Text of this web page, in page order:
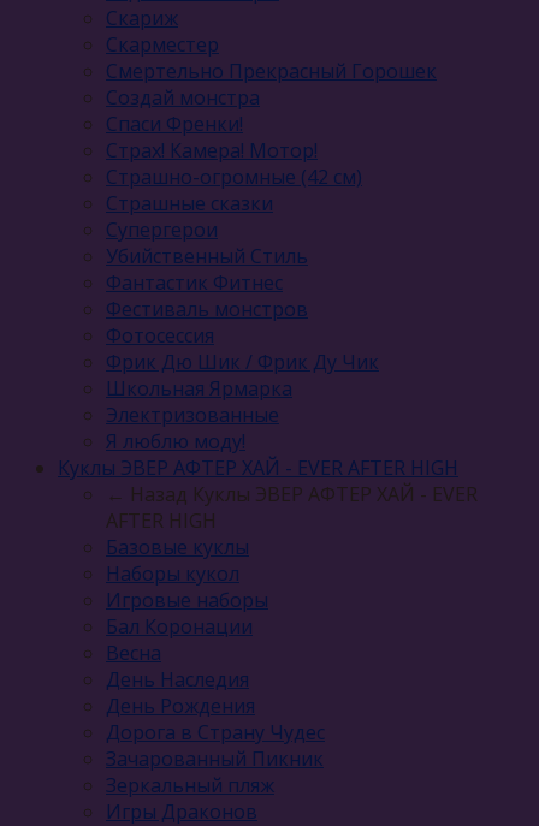
Скариж
Скарместер
Смертельно Прекрасный Горошек
Создай монстра
Спаси Френки!
Страх! Камера! Мотор!
Страшно-огромные (42 см)
Страшные сказки
Супергерои
Убийственный Стиль
Фантастик Фитнес
Фестиваль монстров
Фотосессия
Фрик Дю Шик / Фрик Ду Чик
Школьная Ярмарка
Электризованные
Я люблю моду!
Куклы ЭВЕР АФТЕР ХАЙ - EVER AFTER HIGH
← Назад Куклы ЭВЕР АФТЕР ХАЙ - EVER
AFTER HIGH
Базовые куклы
Наборы кукол
Игровые наборы
Бал Коронации
Весна
День Наследия
День Рождения
Дорога в Страну Чудес
Зачарованный Пикник
Зеркальный пляж
Игры Драконов